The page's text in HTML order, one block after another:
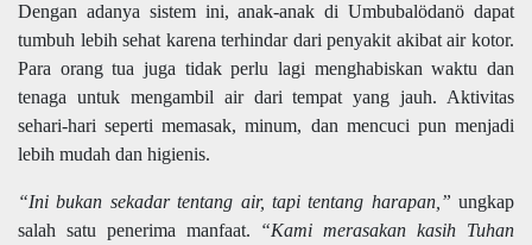
Dengan adanya sistem ini, anak-anak di Umbubalödanö dapat
tumbuh lebih sehat karena terhindar dari penyakit akibat air kotor.
Para orang tua juga tidak perlu lagi menghabiskan waktu dan
tenaga untuk mengambil air dari tempat yang jauh. Aktivitas
sehari-hari seperti memasak, minum, dan mencuci pun menjadi
lebih mudah dan higienis.
“Ini bukan sekadar tentang air, tapi tentang harapan,” ungkap
salah satu penerima manfaat. “Kami merasakan kasih Tuhan